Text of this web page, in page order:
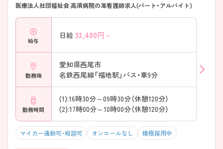
医療法人社団福祉会 高須病院の准看護師求人(パート・アルバイト)
給与
日給 33,400円～
勤務地
愛知県西尾市
名鉄西尾線「福地駅」バス・車9分
勤務時間
(1):16時30分～09時30分（休憩120分）
(2):17時00分～10時00分（休憩120分）
マイカー通勤可・相談可 オンコールなし 積極採用中